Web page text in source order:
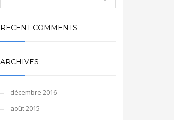
RECENT COMMENTS
ARCHIVES
décembre 2016
août 2015